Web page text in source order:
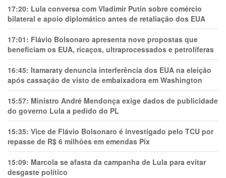
17:20: Lula conversa com Vladimir Putin sobre comércio
bilateral e apoio diplomático antes de retaliação dos EUA
17:01: Flávio Bolsonaro apresenta nove propostas que
beneficiam os EUA, ricaços, ultraprocessados e petrolíferas
16:45: Itamaraty denuncia interferência dos EUA na eleição
após cassação de visto de embaixadora em Washington
15:57: Ministro André Mendonça exige dados de publicidade
do governo Lula a pedido do PL
15:35: Vice de Flávio Bolsonaro é investigado pelo TCU por
repasse de R$ 6 milhões em emendas Pix
15:09: Marcola se afasta da campanha de Lula para evitar
desgaste político